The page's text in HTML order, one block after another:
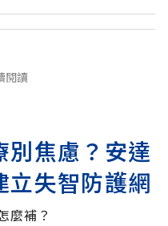
閱讀
別焦慮？安達
立失智防護網
麼補？